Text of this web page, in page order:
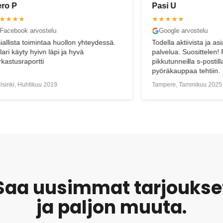
Google arvostelu
Todella aktiivista ja asiantuntevaa
palvelua. Suosittelen! Palvelua jopa
pikkutunneilla s-postilla, jolloin myös
Tampere, Tammikuu 2025
uusimmat
ja paljon muuta.